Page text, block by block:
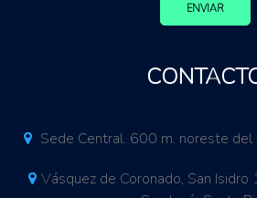
ENVIAR
Sede Central. 600 m. noreste del
Vásquez de Coronado, San